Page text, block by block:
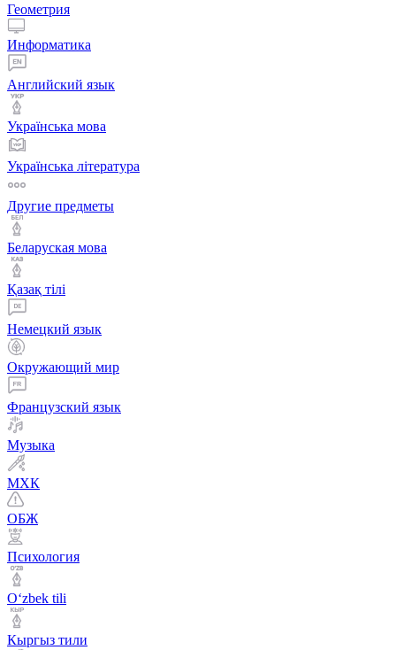
Геометрия
Информатика
Английский язык
Українська мова
Українська література
Другие предметы
Беларуская мова
Қазақ тiлi
Немецкий язык
Окружающий мир
Французский язык
Музыка
МХК
ОБЖ
Психология
Оʻzbek tili
Кыргыз тили